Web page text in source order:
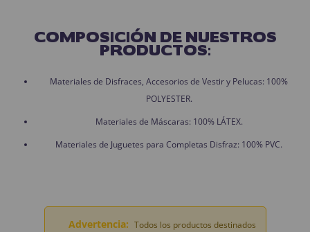
COMPOSICIÓN DE NUESTROS
PRODUCTOS:
Materiales de Disfraces, Accesorios de Vestir y Pelucas: 100%
POLYESTER.
Materiales de Máscaras: 100% LÁTEX.
Materiales de Juguetes para Completas Disfraz: 100% PVC.
Advertencia: Todos los productos destinados